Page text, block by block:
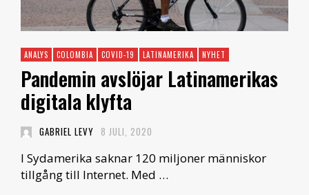
ANALYS COLOMBIA COVID-19 LATINAMERIKA NYHET
Pandemin avslöjar Latinamerikas
digitala klyfta
GABRIEL LEVY 8 JULI, 2020
I Sydamerika saknar 120 miljoner människor
tillgång till Internet. Med …